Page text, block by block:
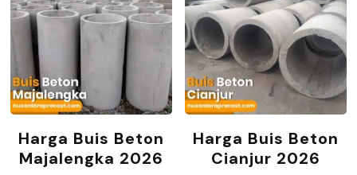
Harga Buis Beton
Majalengka 2026
Harga Buis Beton
Cianjur 2026